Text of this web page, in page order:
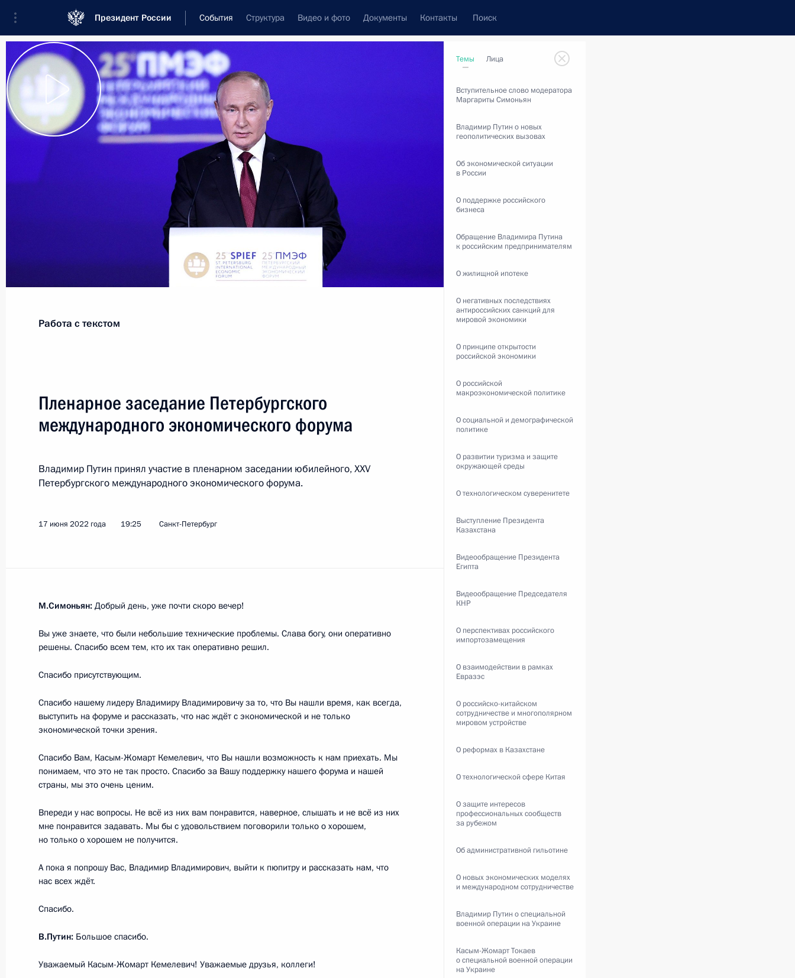
Президент России События Структура Видео и фото Документы Контакты Поиск
Президент Администрация Государственный Совет Комиссии и советы
июнь, 2022
Новости Стенограммы Поездки Телеграммы
Рубрикация материалов
Послания Федеральному Собранию
Заявления по важнейшим вопросам
Совещания, заседания, рабочие встречи
Речи и обращения
Встречи с представителями сообществ
Пресс-конференции
Интервью
Статьи
Московская область
Приветствие участникам Делового форума БРИКС
Встреча с выпускниками военных вузов
20 июня 2022 года, понедельник
Чибисом
20 июня 2022 года, 13:45
3
18 июня 2022 года, суббота
Открытие объектов здравоохранения в регионах России
Встреча с членом Президиума Боснии и Герцеговины Милорадом
Работа с текстом
Пленарное заседание Петербургского
международного экономического форума
Владимир Путин принял участие в пленарном заседании юбилейного, XXV
Петербургского международного экономического форума.
17 июня 2022 года 19:25 Санкт-Петербург
М.Симоньян: Добрый день, уже почти скоро вечер!
Вы уже знаете, что были небольшие технические проблемы. Слава богу, они оперативно
решены. Спасибо всем тем, кто их так оперативно решил.
Спасибо присутствующим.
Спасибо нашему лидеру Владимиру Владимировичу за то, что Вы нашли время, как всегда,
выступить на форуме и рассказать, что нас ждёт с экономической и не только
экономической точки зрения.
Спасибо Вам, Касым-Жомарт Кемелевич, что Вы нашли возможность к нам приехать. Мы
понимаем, что это не так просто. Спасибо за Вашу поддержку нашего форума и нашей
страны, мы это очень ценим.
Впереди у нас вопросы. Не всё из них вам понравится, наверное, слышать и не всё из них
мне понравится задавать. Мы бы с удовольствием поговорили только о хорошем,
но только о хорошем не получится.
А пока я попрошу Вас, Владимир Владимирович, выйти к пюпитру и рассказать нам, что
нас всех ждёт.
Спасибо.
В.Путин: Большое спасибо.
Уважаемый Касым-Жомарт Кемелевич! Уважаемые друзья, коллеги!
Темы
Вступительное слово модератора
Маргариты Симоньян
Владимир Путин о новых
геополитических вызовах
Об экономической ситуации
в России
О поддержке российского
бизнеса
Обращение Владимира Путина
к российским предпринимателям
О жилищной ипотеке
О негативных последствиях
антироссийских санкций для
мировой экономики
О принципе открытости
российской экономики
О российской
макроэкономической политике
О социальной и демографической
политике
О развитии туризма и защите
окружающей среды
О технологическом суверенитете
Выступление Президента
Казахстана
Видеообращение Президента
Египта
Видеообращение Председателя
КНР
О перспективах российского
импортозамещения
О взаимодействии в рамках
Евразэс
О российско-китайском
сотрудничестве и многополярном
мировом устройстве
О реформах в Казахстане
О технологической сфере Китая
О защите интересов
профессиональных сообществ
за рубежом
Об административной гильотине
О новых экономических моделях
и международном сотрудничестве
Владимир Путин о специальной
военной операции на Украине
Касым-Жомарт Токаев
о специальной военной операции
на Украине
Лица